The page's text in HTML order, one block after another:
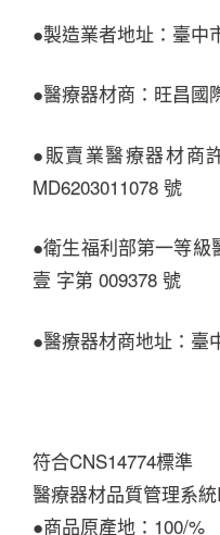
●製造業者地址：臺中
●醫療器材商：旺昌國
●販賣業醫療器材商
MD6203011078 號
●衛生福利部第一等級
壹 字第 009378 號
●醫療器材商地址：臺
符合CNS14774標準
醫療器材品質管理系
●商品原產地：100/%